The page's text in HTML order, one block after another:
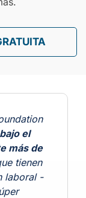
el
más de
tienen
laboral -